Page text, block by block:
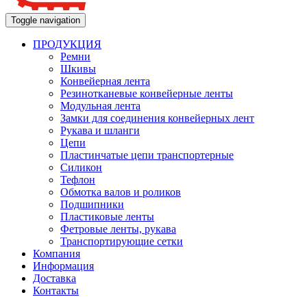
Toggle navigation
ПРОДУКЦИЯ
Ремни
Шкивы
Конвейерная лента
Резинотканевые конвейерные ленты
Модульная лента
Замки для соединения конвейерных лент
Рукава и шланги
Цепи
Пластинчатые цепи транспортерные
Силикон
Тефлон
Обмотка валов и роликов
Подшипники
Пластиковые ленты
Фетровые ленты, рукава
Транспортирующие сетки
Компания
Информация
Доставка
Контакты